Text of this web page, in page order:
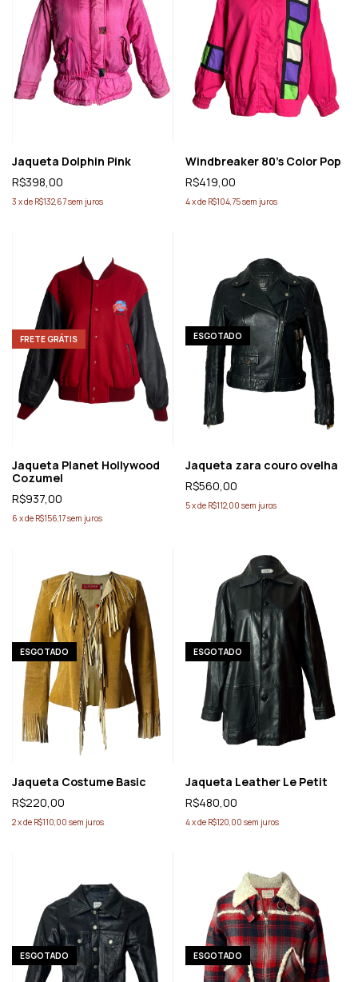
Jaqueta Dolphin Pink
R$398,00
3 xde R$132,67sem juros
Windbreaker 80’s Color Pop
R$419,00
4xde R$104,75sem juros
FRETE GRÁTIS
Jaqueta Planet Hollywood
Cozumel
R$937,00
6 xde R$156,17sem juros
ESGOTADO
Jaqueta zara couro ovelha
R$560,00
5xde R$112,00 sem juros
ESGOTADO
Jaqueta Costume Basic
R$220,00
2xde R$110,00 sem juros
ESGOTADO
Jaqueta Leather Le Petit
R$480,00
4xde R$120,00 sem juros
ESGOTADO ESGOTADO